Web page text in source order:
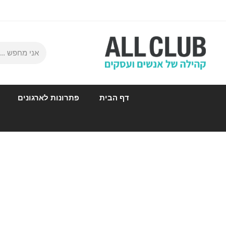
דף הבית פתרונות לארגונים